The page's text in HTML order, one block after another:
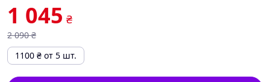
1 045 ₴
2 090 ₴
1100 ₴ от 5 шт.